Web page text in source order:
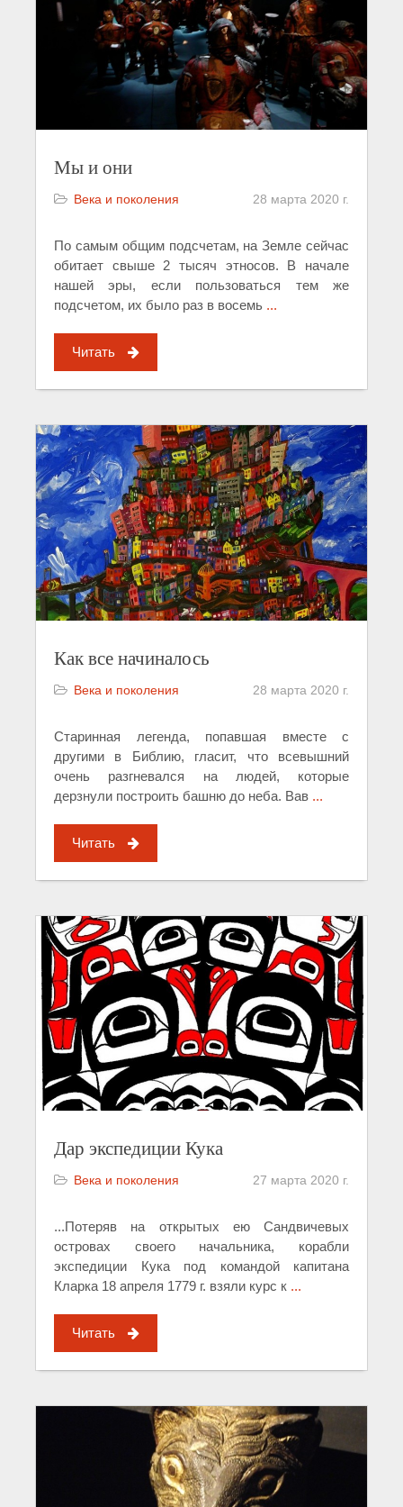
Мы и они
Века и поколения 28 марта 2020 г.
По самым общим подсчетам, на Земле сейчас
обитает свыше 2 тысяч этносов. В начале
нашей эры, если пользоваться тем же
подсчетом, их было раз в восемь ...
Читать
Как все начиналось
Века и поколения 28 марта 2020 г.
Старинная легенда, попавшая вместе с
другими в Библию, гласит, что всевышний
очень разгневался на людей, которые
дерзнули построить башню до неба. Вав ...
Читать
Дар экспедиции Кука
Века и поколения 27 марта 2020 г.
...Потеряв на открытых ею Сандвичевых
островах своего начальника, корабли
экспедиции Кука под командой капитана
Кларка 18 апреля 1779 г. взяли курс к ...
Читать